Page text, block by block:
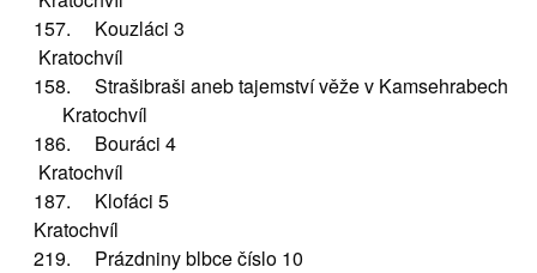
157. Kouzláci 3
Kratochvíl
158. Strašibraši aneb tajemství věže v Kamsehrabech
Kratochvíl
186. Bouráci 4
Kratochvíl
187. Klofáci 5
Kratochvíl
219. Prázdniny blbce číslo 10